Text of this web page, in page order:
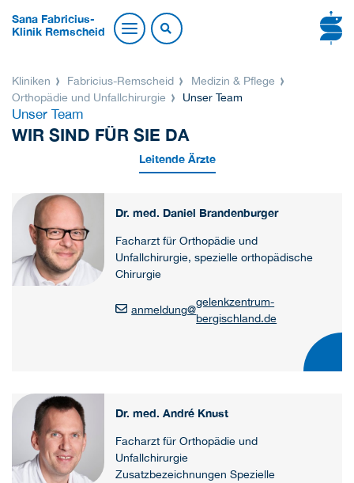
Sana Fabricius-
Klinik Remscheid
Kliniken Fabricius-Remscheid
Medizin & Pflege
Orthopädie und Unfallchirurgie
Unser Team
Unser Team
WIR SIND FÜR SIE DA
Leitende Ärzte
Dr. med. Daniel Brandenburger
Facharzt für Orthopädie und
Unfallchirurgie, spezielle orthopädische
Chirurgie
anmeldung@
gelenkzentrum-
bergischland.de
Dr. med. André Knust
Facharzt für Orthopädie und
Unfallchirurgie
Zusatzbezeichnungen Spezielle